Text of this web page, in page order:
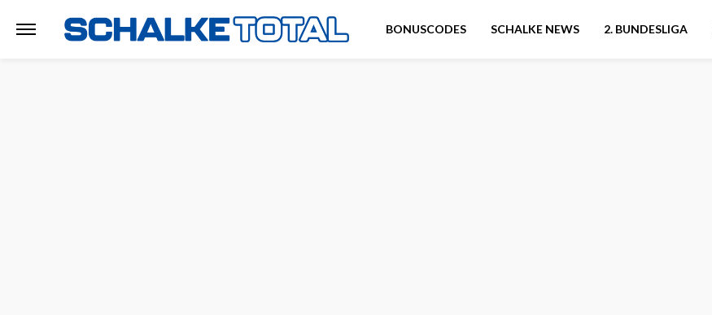
BONUSCODES SCHALKE NEWS 2. BUNDESLIGA